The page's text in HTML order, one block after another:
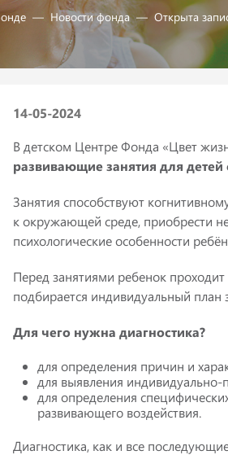
Новости фонда Открыта
14-05-2024
В детском Центре Фонда «Цвет
развивающие занятия для детей
Занятия способствуют
к окружающей среде, приобрести
психологические особенности
Перед занятиями ребенок проходит
подбирается индивидуальный план
Для чего нужна диагностика?
для определения причин и
для выявления индивидуально-
для определения
развивающего воздействия.
Диагностика, как и все